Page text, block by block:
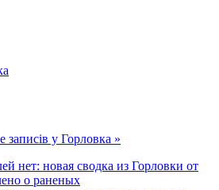
записів у Горловка »
нет: новая сводка из Горловки от
о раненых